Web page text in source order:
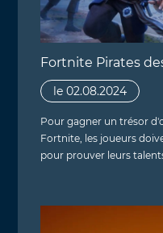
Fortnite Pirates
le 02.08.2024
Pour gagner un trésor
Fortnite, les joueurs
pour prouver leurs